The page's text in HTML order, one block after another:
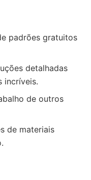
padrões gratuitos
detalhadas
incríveis.
de outros
de materiais